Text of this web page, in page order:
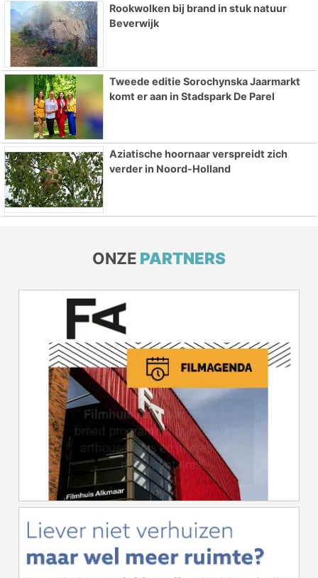
Rookwolken bij brand in stuk natuur
Beverwijk
Tweede editie Sorochynska Jaarmarkt
komt er aan in Stadspark De Parel
Aziatische hoornaar verspreidt zich
verder in Noord-Holland
ONZE PARTNERS